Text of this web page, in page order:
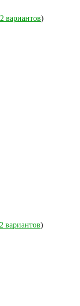
вариантов)
вариантов)